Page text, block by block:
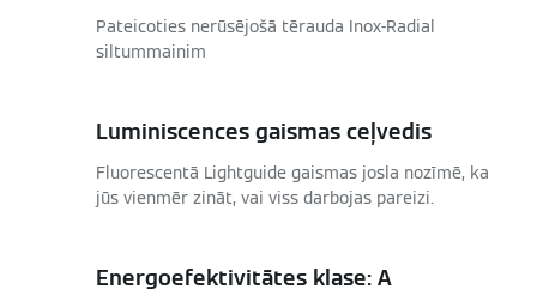
Pateicoties nerūsējošā tērauda Inox-Radial
siltummainim
Luminiscences gaismas ceļvedis
Fluorescentā Lightguide gaismas josla nozīmē, ka
jūs vienmēr zināt, vai viss darbojas pareizi.
Energoefektivitātes klase: A